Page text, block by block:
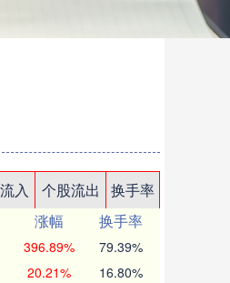
入 个股流出
换手率
涨幅
换手率
396.89% 79.39%
20.21% 16.80%